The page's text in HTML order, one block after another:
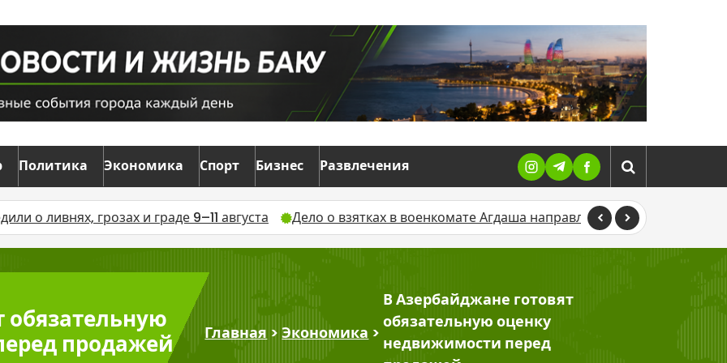
Политика Экономика Спорт Бизнес Развлечения
и граде 9–11 августа Дело о взятках в военкомате Агдаша направлено в суд В Баку TikTok-блогера
обязательную
продажей
Главная >Экономика >
В Азербайджане готовят
обязательную оценку
недвижимости перед